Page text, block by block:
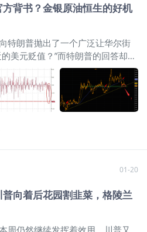
次出现类似
段性高
机会还是
周线上周
2.11日出
时间周期
缓的背
的回调压力。 但结果呢，隔夜市
子，在测试了20日均线之后，又
，如果美元指数无法在当前的位
再度回测前低位置95.5 ，一旦跌
$美元指数(USDindex.FOREX)$ $美
元债ETF-iShares(EMB)$
$做空美
$美元ETF-PowerShares
说中国的一些银行
背书？金银原油恒生的好机
特朗普抛出了一个广泛让华尔街
美元贬值？”而特朗普的回答却出
： “不，我觉得这很棒。就让它达
的做法，如果你看看中国和日
贬值。” 这个表态，很明显是一种
”态度，这个采访内容也在一夜之
大单日跌幅。 从技术层面上看：
虽然市场上曾流行“强美元代表强
元微笑理论”提出者、前摩根士
Jen）却在最近刊文指出，
01-20
向着后花园割韭菜，格陵兰
周仍然继续发挥着效用，川普又